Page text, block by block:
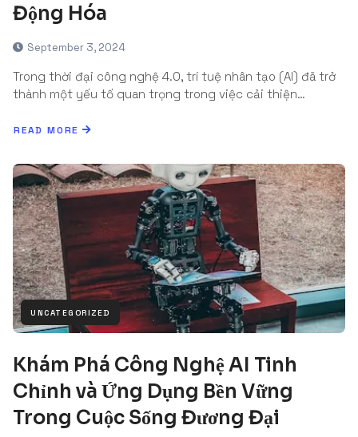
Động Hóa
September 3, 2024
Trong thời đại công nghệ 4.0, trí tuệ nhân tạo (AI) đã trở
thành một yếu tố quan trọng trong việc cải thiện…
READ MORE
UNCATEGORIZED
Khám Phá Công Nghệ AI Tinh
Chỉnh và Ứng Dụng Bền Vững
Trong Cuộc Sống Đương Đại